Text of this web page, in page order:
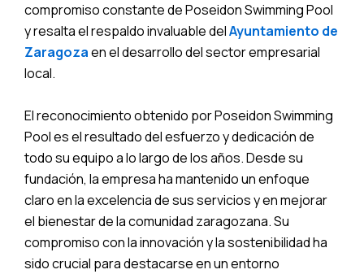
compromiso constante de Poseidon Swimming Pool
y resalta el respaldo invaluable delAyuntamiento de
Zaragozaen el desarrollo del sector empresarial
local.
El reconocimiento obtenido por Poseidon Swimming
Pool es el resultado del esfuerzo y dedicación de
todo su equipo a lo largo de los años. Desde su
fundación, la empresa ha mantenido un enfoque
claro en la excelencia de sus servicios y en mejorar
el bienestar de la comunidad zaragozana. Su
compromiso con la innovación y la sostenibilidad ha
sido crucial para destacarse en un entorno